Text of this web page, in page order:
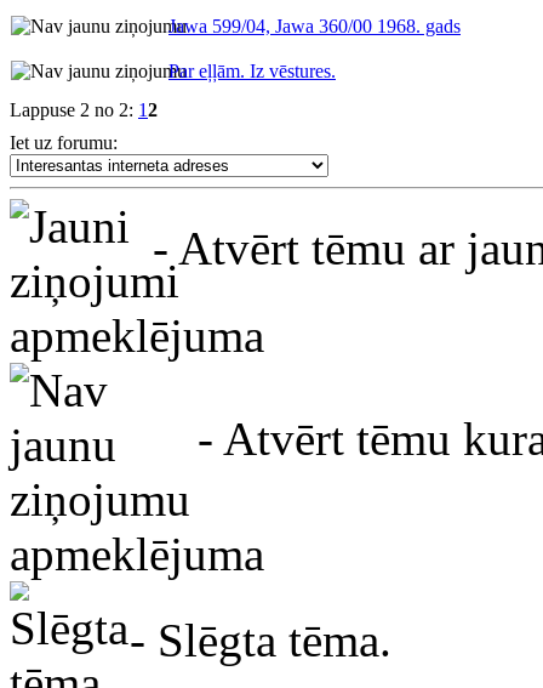
Jawa 599/04, Jawa 360/00 1968. gads
Par eļļām. Iz vēstures.
Lappuse 2 no 2: 12
Iet uz forumu:
- Atvērt tēmu ar
apmeklējuma
- Atvērt tēmu
apmeklējuma
- Slēgta tēma.